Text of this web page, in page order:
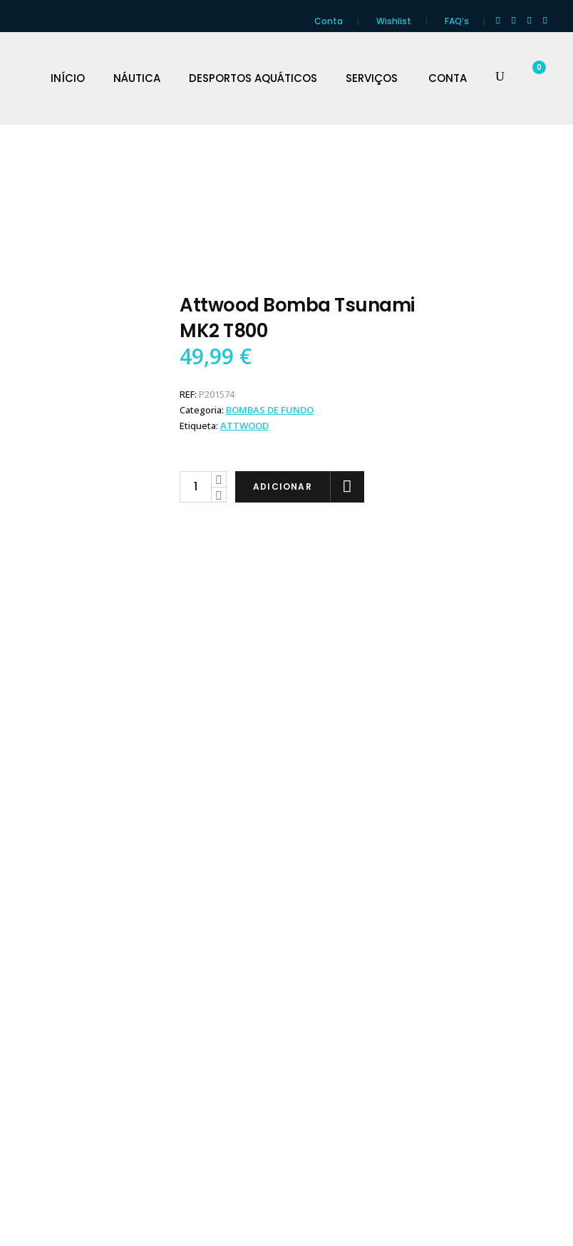
Conta Wishlist FAQ’s
INÍCIO NÁUTICA DESPORTOS AQUÁTICOS SERVIÇOS CONTA
0
Attwood Bomba Tsunami
MK2 T800
49,99 €
REF: P201574
Categoria: BOMBAS DE FUNDO
Etiqueta: ATTWOOD
Attwood
ADICIONAR